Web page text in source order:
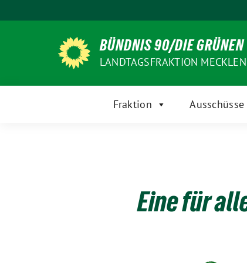
zum
BÜNDNIS 90/DIE GRÜNEN
LANDTAGSFRAKTION
Fraktion Ausschüsse
Eine für